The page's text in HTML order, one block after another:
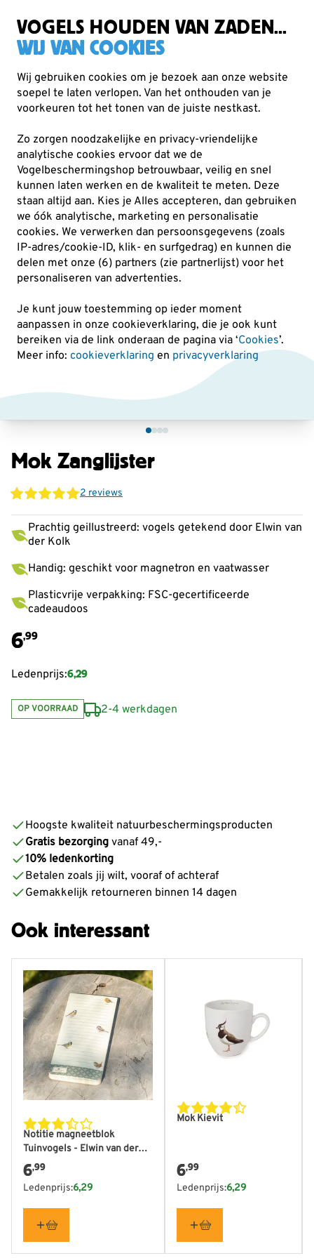
VOGELS HOUDEN VAN ZADEN...
WIJ VAN COOKIES
Wij gebruiken cookies om je bezoek aan onze website
soepel te laten verlopen. Van het onthouden van je
voorkeuren tot het tonen van de juiste nestkast.
Zo zorgen noodzakelijke en privacy-vriendelijke
analytische cookies ervoor dat we de
Vogelbeschermingshop betrouwbaar, veilig en snel
kunnen laten werken en de kwaliteit te meten. Deze
staan altijd aan. Kies je Alles accepteren, dan gebruiken
we óók analytische, marketing en personalisatie
cookies. We verwerken dan persoonsgegevens (zoals
IP-adres/cookie-ID, klik- en surfgedrag) en kunnen die
delen met onze (6) partners (zie partnerlijst) voor het
personaliseren van advertenties.
Je kunt jouw toestemming op ieder moment
aanpassen in onze cookieverklaring, die je ook kunt
bereiken via de link onderaan de pagina via ‘Cookies’.
Meer info: cookieverklaring en privacyverklaring
Cadeaus Servies en keuken
Mok Zanglijster
2 reviews
Prachtig geillustreerd: vogels getekend door Elwin van
der Kolk
Handig: geschikt voor magnetron en vaatwasser
Plasticvrije verpakking: FSC-gecertificeerde
cadeaudoos
6,99
Ledenprijs:6,29
OP VOORRAAD 2-4 werkdagen
Hoogste kwaliteit natuurbeschermingsproducten
Gratis bezorging vanaf 49,-
10% ledenkorting
Betalen zoals jij wilt, vooraf of achteraf
Gemakkelijk retourneren binnen 14 dagen
Ook interessant
Notitie magneetblok
Tuinvogels - Elwin van der
Kolk
6,99
Ledenprijs:6,29
Mok Kievit
6,99
Ledenprijs:6,29